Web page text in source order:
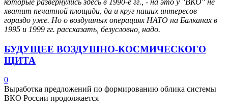
которые развернулись здесь в 1990-е гг., - на это у "ВКО" не
хватит печатной площади, да и круг наших интересов
гораздо уже. Но о воздушных операциях НАТО на Балканах в
1995 и 1999 гг. рассказать, безусловно, надо.
БУДУЩЕЕ ВОЗДУШНО-КОСМИЧЕСКОГО
ЩИТА
0
Выработка предложений по формированию облика системы
ВКО России продолжается